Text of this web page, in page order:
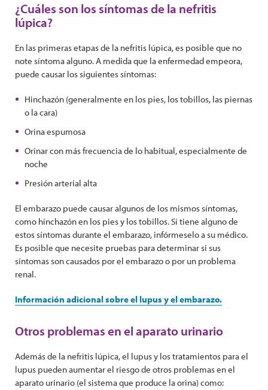
¿Cuáles son los síntomas de la nefritis
lúpica?
En las primeras etapas de la nefritis lúpica, es posible que no
note síntoma alguno. A medida que la enfermedad empeora,
puede causar los siguientes síntomas:
Hinchazón (generalmente en los pies, los tobillos, las piernas
o la cara)
Orina espumosa
Orinar con más frecuencia de lo habitual, especialmente de
noche
Presión arterial alta
El embarazo puede causar algunos de los mismos síntomas,
como hinchazón en los pies y los tobillos. Si tiene alguno de
estos síntomas durante el embarazo, infórmeselo a su médico.
Es posible que necesite pruebas para determinar si sus
síntomas son causados por el embarazo o por un problema
renal.
Información adicional sobre el lupus y el embarazo.
Otros problemas en el aparato urinario
Además de la nefritis lúpica, el lupus y los tratamientos para el
lupus pueden aumentar el riesgo de otros problemas en el
aparato urinario (el sistema que produce la orina) como: